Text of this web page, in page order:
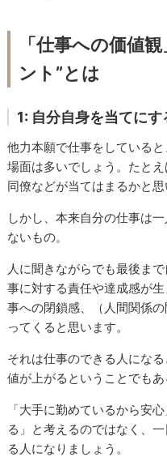
「仕事への価値
ント”とは
1: 自分自身を当てにす
他力本願で仕事をしている
場面は多いでしょう。たと
同僚などが当てはまるかと思
しかし、本来自分の仕事は
ないもの。
人に聞きながらでも最後ま
事に対する責任や達成感が
事への閉鎖感、（人間関係
ってくると思います。
それは仕事のできる人にな
値が上がるということでもあ
「大手に勤めているから安
る」と考えるのではなく、
る人になりましょう。